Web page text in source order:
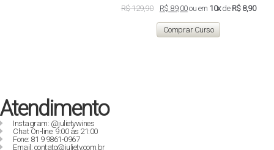
R$129,90
original
era:
R$ 129,90.
R$ 89,00O
atual
é:
R$ 89,00.
ou em 10xde R$ 8,90
Comprar Curso
Atendimento
Instagram: @julietywines
Chat On-line: 9:00 às 21:00
Fone: 81 9 9861-0967
Email: contato@juliety.com.br